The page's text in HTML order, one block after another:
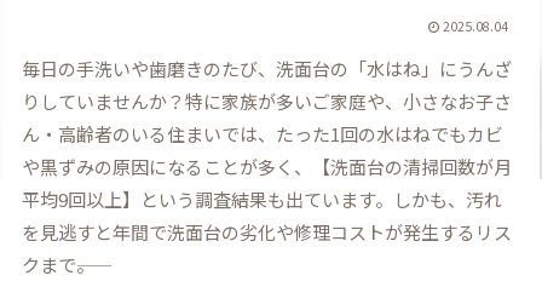
2025.08.04
毎日の手洗いや歯磨きのたび、洗面台の「水はね」にうんざ
りしていませんか？特に家族が多いご家庭や、小さなお子さ
ん・高齢者のいる住まいでは、たった1回の水はねでもカビ
や黒ずみの原因になることが多く、【洗面台の清掃回数が月
平均9回以上】という調査結果も出ています。しかも、汚れ
を見逃すと年間で洗面台の劣化や修理コストが発生するリス
クまで――。